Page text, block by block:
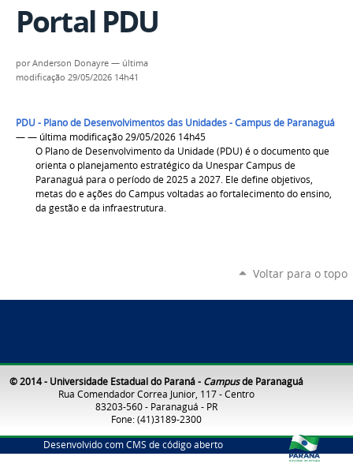
Portal PDU
porAnderson Donayre — última
modificação 29/05/2026 14h41
PDU - Plano de Desenvolvimentos das Unidades - Campus de Paranaguá
— — última modificação 29/05/2026 14h45
O Plano de Desenvolvimento da Unidade (PDU) é o documento que
orienta o planejamento estratégico da Unespar Campus de
Paranaguá para o período de 2025 a 2027. Ele define objetivos,
metas do e ações do Campus voltadas ao fortalecimento do ensino,
da gestão e da infraestrutura.
Voltar para o topo
© 2014 - Universidade Estadual do Paraná - Campusde Paranaguá
Rua Comendador Correa Junior, 117 - Centro
83203-560 - Paranaguá - PR
Fone: (41)3189-2300
Desenvolvido com CMS de código aberto